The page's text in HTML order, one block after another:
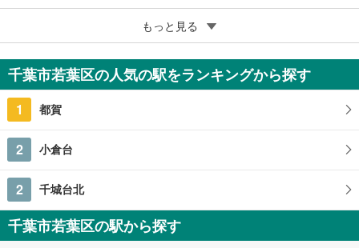
成約でもらえる
千葉市若葉区小倉台4丁目
2,280万円
4LDK
もっと見る
千葉市若葉区の人気の駅をランキングから探す
1 都賀
2 小倉台
2 千城台北
千葉市若葉区の駅から探す